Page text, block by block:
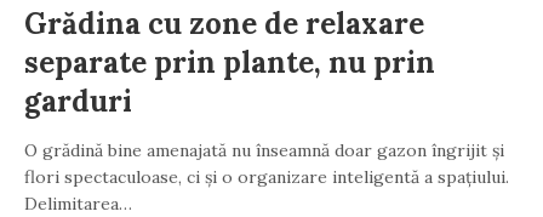
Grădina cu zone de relaxare
separate prin plante, nu prin
garduri
O grădină bine amenajată nu înseamnă doar gazon îngrijit și
flori spectaculoase, ci și o organizare inteligentă a spațiului.
Delimitarea…